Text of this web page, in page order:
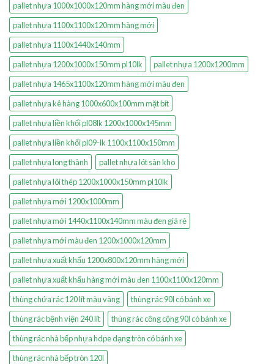
pallet nhựa 1000x1000x120mm hàng mới màu đen
pallet nhựa 1100x1100x120mm hàng mới
pallet nhựa 1100x1440x140mm
pallet nhựa 1200x1000x150mm pl10lk
pallet nhựa 1200x1200mm
pallet nhựa 1465x1100x120mm hàng mới màu đen
pallet nhựa kê hàng 1000x600x100mm mặt bít
pallet nhựa liền khối pl08lk 1200x1000x145mm
pallet nhựa liền khối pl09-lk 1100x1100x150mm
pallet nhựa long thành
pallet nhựa lót sàn kho
pallet nhựa lõi thép 1200x1000x150mm pl10lk
pallet nhựa mới 1200x1000mm
pallet nhựa mới 1440x1100x140mm màu đen giá rẻ
pallet nhựa mới màu đen 1200x1000x120mm
pallet nhựa xuất khẩu 1200x800x120mm hàng mới
pallet nhựa xuất khẩu hàng mới màu đen 1100x1100x120mm
thùng chứa rác 120 lít màu vàng
thùng rác 90l có bánh xe
thùng rác bệnh viện 240 lít
thùng rác công cộng 90l có bánh xe
thùng rác nhà bếp nhựa hdpe dạng tròn có bánh xe
thùng rác nhà bếp tròn 120l